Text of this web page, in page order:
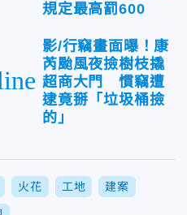
規定最高罰600
影/行竊畫面曝！康
芮颱風夜撿樹枝撬
超商大門 慣竊遭
逮竟掰「垃圾桶撿
的」
火花 工地 建案